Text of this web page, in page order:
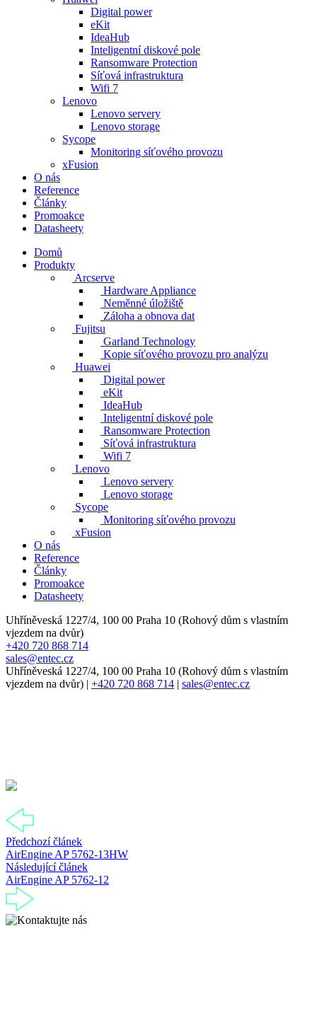
Digital power
eKit
IdeaHub
Inteligentní diskové pole
Ransomware Protection
Síťová infrastruktura
Wifi 7
Lenovo
Lenovo servery
Lenovo storage
Sycope
Monitoring síťového provozu
xFusion
O nás
Reference
Články
Promoakce
Datasheety
Domů
Produkty
Arcserve
Hardware Appliance
Neměnné úložiště
Záloha a obnova dat
Fujitsu
Garland Technology
Kopie síťového provozu pro analýzu
Huawei
Digital power
eKit
IdeaHub
Inteligentní diskové pole
Ransomware Protection
Síťová infrastruktura
Wifi 7
Lenovo
Lenovo servery
Lenovo storage
Sycope
Monitoring síťového provozu
xFusion
O nás
Reference
Články
Promoakce
Datasheety
Uhříněveská 1227/4, 100 00 Praha 10 (Rohový dům s vlastním
vjezdem na dvůr)
+420 720 868 714
sales@entec.cz
Uhříněveská 1227/4, 100 00 Praha 10 (Rohový dům s vlastním
vjezdem na dvůr) | +420 720 868 714 | sales@entec.cz
Předchozí článek
AirEngine AP 5762-13HW
Následující článek
AirEngine AP 5762-12